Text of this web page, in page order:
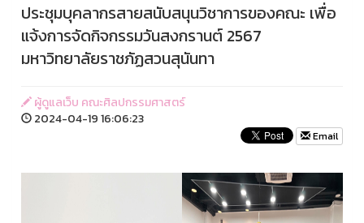
ประชุมบุคลากรสายสนับสนุนวิชาการของคณะ เพื่อ
แจ้งการจัดกิจกรรมวันสงกรานต์ 2567
มหาวิทยาลัยราชภัฏสวนสุนันทา
ผู้ดูแลเว็บ คณะศิลปกรรมศาสตร์
2024-04-19 16:06:23
Email